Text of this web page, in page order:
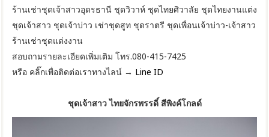
ร้านเช่าชุดเจ้าสาวอุดรธานี ชุดวิวาห์ ชุดไทยศิวาลัย ชุดไทยงานแต่ง
ชุดเจ้าสาว ชุดเจ้าบ่าว เช่าชุดสูท ชุดราตรี ชุดเพื่อนเจ้าบ่าว-เจ้าสาว
ร้านเช่าชุดแต่งงาน
สอบถามรายละเอียดเพิ่มเติม โทร.080-415-7425
หรือ คลิ๊กเพื่อติดต่อเราทางไลน์ → Line ID
ชุดเจ้าสาว ไทยจักรพรรดิ์ สีพิงค์โกลด์